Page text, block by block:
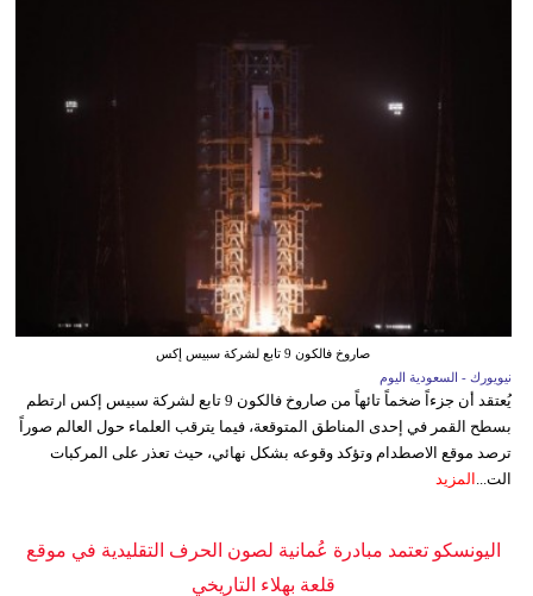
صاروخ فالكون 9 تابع لشركة سبيس إكس
نيويورك - السعودية اليوم
يُعتقد أن جزءاً ضخماً تائهاً من صاروخ فالكون 9 تابع لشركة سبيس إكس ارتطم
بسطح القمر في إحدى المناطق المتوقعة، فيما يترقب العلماء حول العالم صوراً
ترصد موقع الاصطدام وتؤكد وقوعه بشكل نهائي، حيث تعذر على المركبات
الت...
المزيد
اليونسكو تعتمد مبادرة عُمانية لصون الحرف التقليدية في موقع
قلعة بهلاء التاريخي